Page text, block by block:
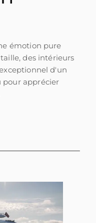
émotion pure
des intérieurs
d'un
pour apprécier